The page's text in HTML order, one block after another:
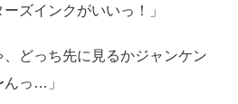
ズインクがいいっ！」
、どっち先に見るかジャンケン
んっ…」